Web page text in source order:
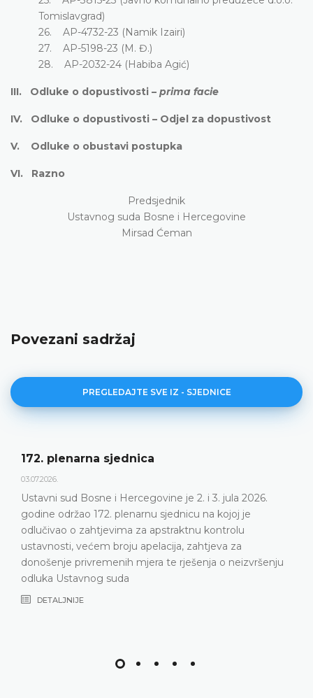
Tomislavgrad)
26. AP-4732-23 (Namik Izairi)
27. AP-5198-23 (M. Đ.)
28. AP-2032-24 (Habiba Agić)
III. Odluke o dopustivosti – prima facie
IV. Odluke o dopustivosti – Odjel za dopustivost
V. Odluke o obustavi postupka
VI. Razno
Predsjednik
Ustavnog suda Bosne i Hercegovine
Mirsad Ćeman
Povezani sadržaj
PREGLEDAJTE SVE IZ - SJEDNICE
172. plenarna sjednica
03.07.2026.
Ustavni sud Bosne i Hercegovine je 2. i 3. jula 2026.
godine održao 172. plenarnu sjednicu na kojoj je
odlučivao o zahtjevima za apstraktnu kontrolu
ustavnosti, većem broju apelacija, zahtjeva za
donošenje privremenih mjera te rješenja o neizvršenju
odluka Ustavnog suda
DETALJNIJE